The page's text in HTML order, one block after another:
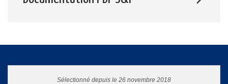
Sélectionné depuis le 26 novembre 2018